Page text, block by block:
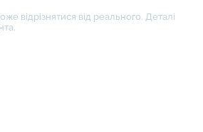
відрізнятися від реального. Деталі